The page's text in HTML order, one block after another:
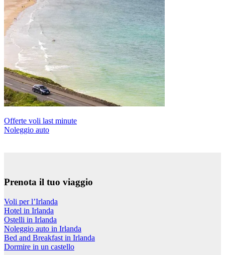
Offerte voli last minute
Noleggio auto
Prenota il tuo viaggio
Voli per l’Irlanda
Hotel in Irlanda
Ostelli in Irlanda
Noleggio auto in Irlanda
Bed and Breakfast in Irlanda
Dormire in un castello